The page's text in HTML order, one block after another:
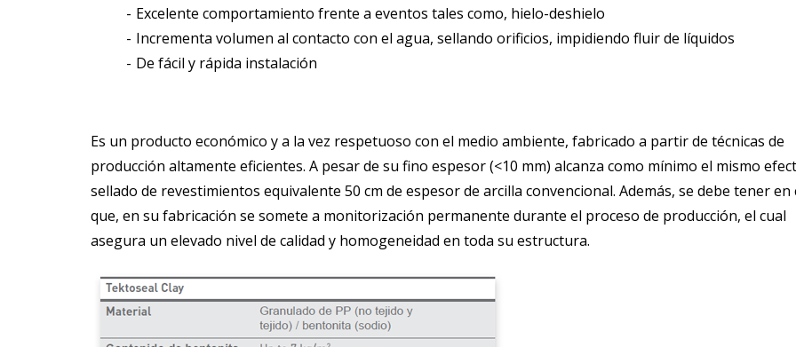
Excelente comportamiento frente a eventos tales como, hielo-deshielo
Incrementa volumen al contacto con el agua, sellando orificios, impidiendo fluir de líquidos
De fácil y rápida instalación
Es un producto económico y a la vez respetuoso con el medio ambiente, fabricado a partir de técnicas de
producción altamente eficientes. A pesar de su fino espesor (<10 mm) alcanza como mínimo el mismo
sellado de revestimientos equivalente 50 cm de espesor de arcilla convencional. Además, se debe tener en
que, en su fabricación se somete a monitorización permanente durante el proceso de producción, el cual
asegura un elevado nivel de calidad y homogeneidad en toda su estructura.